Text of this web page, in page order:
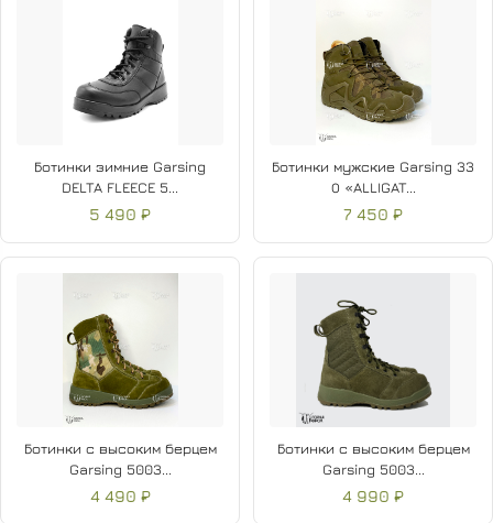
Ботинки зимние Garsing
DELTA FLEECE 5...
5 490 ₽
Ботинки мужские Garsing 33
О «ALLIGAT...
7 450 ₽
Ботинки с высоким берцем
Garsing 5003...
4 490 ₽
Ботинки с высоким берцем
Garsing 5003...
4 990 ₽